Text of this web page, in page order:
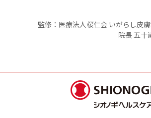
監修：医療法人桜仁会 いがらし皮
院長 五十